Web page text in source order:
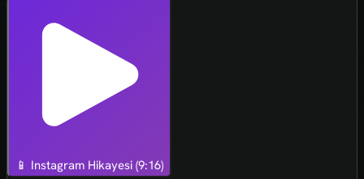
📱 Instagram Hikayesi (9:16)